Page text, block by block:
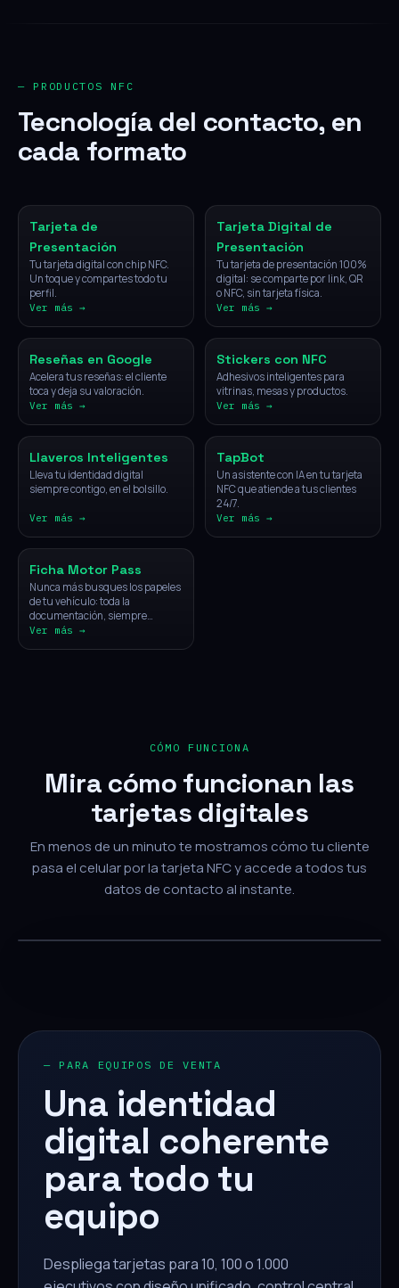
— PRODUCTOS NFC
Tecnología del contacto, en
cada formato
Tarjeta de
Presentación
Tu tarjeta digital con chip NFC.
Un toque y compartes todo tu
perfil.
Ver más →
Tarjeta Digital de
Presentación
Tu tarjeta de presentación 100%
digital: se comparte por link, QR
o NFC, sin tarjeta física.
Ver más →
NFC
Reseñas en Google
Acelera tus reseñas: el cliente
toca y deja su valoración.
Ver más →
NFC
Stickers con NFC
Adhesivos inteligentes para
vitrinas, mesas y productos.
Ver más →
NFC
Llaveros Inteligentes
Lleva tu identidad digital
siempre contigo, en el bolsillo.
Ver más →
IA
TapBot
Un asistente con IA en tu tarjeta
NFC que atiende a tus clientes
24/7.
Ver más →
Vehículos
Ficha Motor Pass
Nunca más busques los papeles
de tu vehículo: toda la
documentación, siempre
disponible con un solo toque.
Ver más →
CÓMO FUNCIONA
Mira cómo funcionan las
tarjetas digitales
En menos de un minuto te mostramos cómo tu cliente
pasa el celular por la tarjeta NFC y accede a todos tus
datos de contacto al instante.
— PARA EQUIPOS DE VENTA
Una identidad
digital coherente
para todo tu
equipo
Despliega tarjetas para 10, 100 o 1.000